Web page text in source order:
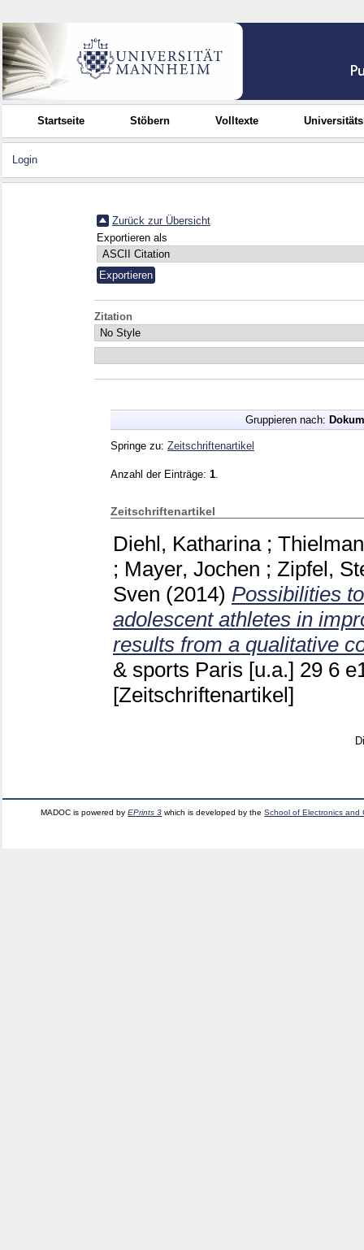
Startseite Stöbern Volltexte
Login
Zurück zur Übersicht
Exportieren als
Zitation
Gruppieren nach:
Springe zu: Zeitschriftenartikel
Anzahl der Einträge: 1
Zeitschriftenartikel
Diehl, Katharina;
; Mayer, Jochen ; Zipfel,
Sven (2014) Possibilities
adolescent athletes in
results from a qualitative
& sports Paris [u.a.] 29 6
[Zeitschriftenartikel]
MADOC is powered byEPrints 3 which is developed by theSchool of Electronics and